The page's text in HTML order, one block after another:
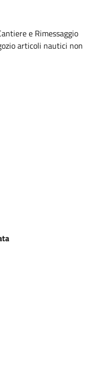
e Rimessaggio
articoli nautici non